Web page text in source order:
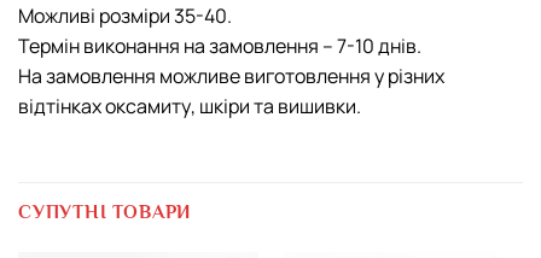
Можливі розміри 35-40.
Термін виконання на замовлення – 7-10 днів.
На замовлення можливе виготовлення у різних
відтінках оксамиту, шкіри та вишивки.
СУПУТНІ ТОВАРИ